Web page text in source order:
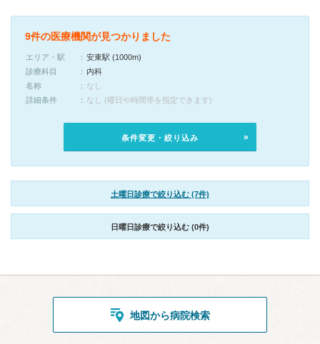
9件の医療機関が見つかりました
エリア・駅
安東駅 (1000m)
診療科目
内科
名称
なし
詳細条件
なし (曜日や時間帯を指定できます)
条件変更・絞り込み
土曜日診療で絞り込む (7件)
日曜日診療で絞り込む (0件)
地図から病院検索